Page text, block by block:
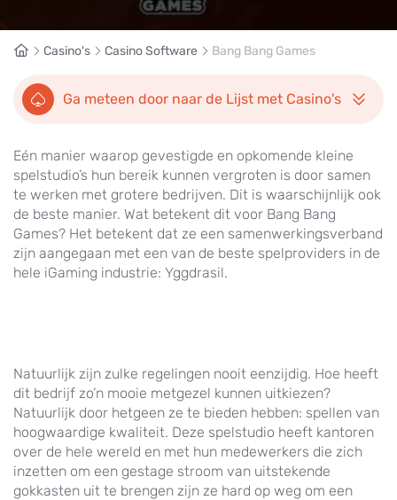
Casino's Casino Software Bang Bang Games
Ga meteen door naar de Lijst met Casino's
Eén manier waarop gevestigde en opkomende kleine
spelstudio’s hun bereik kunnen vergroten is door samen
te werken met grotere bedrijven. Dit is waarschijnlijk ook
de beste manier. Wat betekent dit voor Bang Bang
Games? Het betekent dat ze een samenwerkingsverband
zijn aangegaan met een van de beste spelproviders in de
hele iGaming industrie: Yggdrasil.
Natuurlijk zijn zulke regelingen nooit eenzijdig. Hoe heeft
dit bedrijf zo’n mooie metgezel kunnen uitkiezen?
Natuurlijk door hetgeen ze te bieden hebben: spellen van
hoogwaardige kwaliteit. Deze spelstudio heeft kantoren
over de hele wereld en met hun medewerkers die zich
inzetten om een gestage stroom van uitstekende
gokkasten uit te brengen zijn ze hard op weg om een